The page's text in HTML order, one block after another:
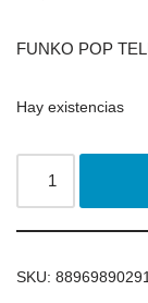
FUNKO POP
Hay existencias
SKU: